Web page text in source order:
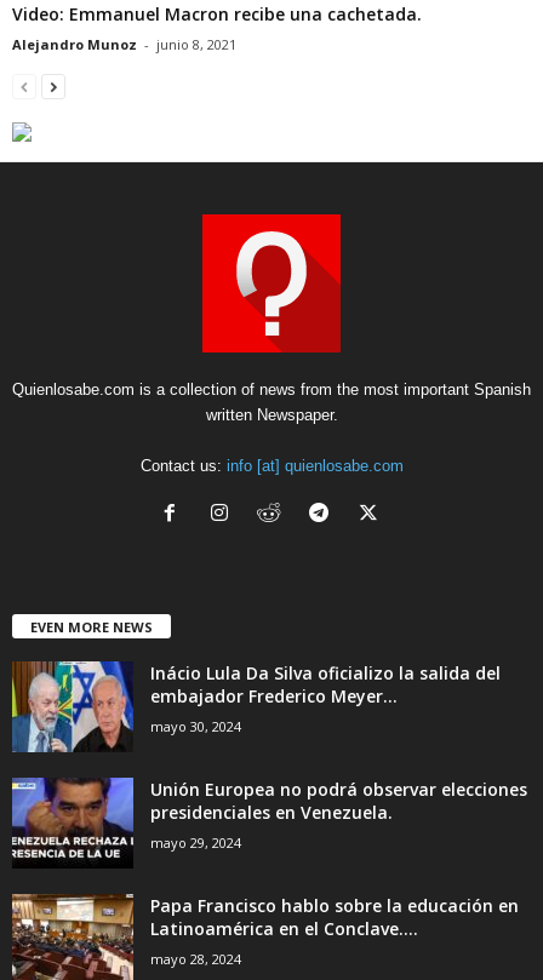
Video: Emmanuel Macron recibe una cachetada.
Alejandro Munoz - junio 8, 2021
Quienlosabe.com is a collection of news from the most important Spanish
written Newspaper.
Contact us: info [at] quienlosabe.com
EVEN MORE NEWS
Inácio Lula Da Silva oficializo la salida del
embajador Frederico Meyer...
mayo 30, 2024
Unión Europea no podrá observar elecciones
presidenciales en Venezuela.
mayo 29, 2024
Papa Francisco hablo sobre la educación en
Latinoamérica en el Conclave....
mayo 28, 2024